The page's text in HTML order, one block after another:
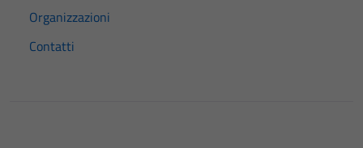
Organizzazioni
Contatti